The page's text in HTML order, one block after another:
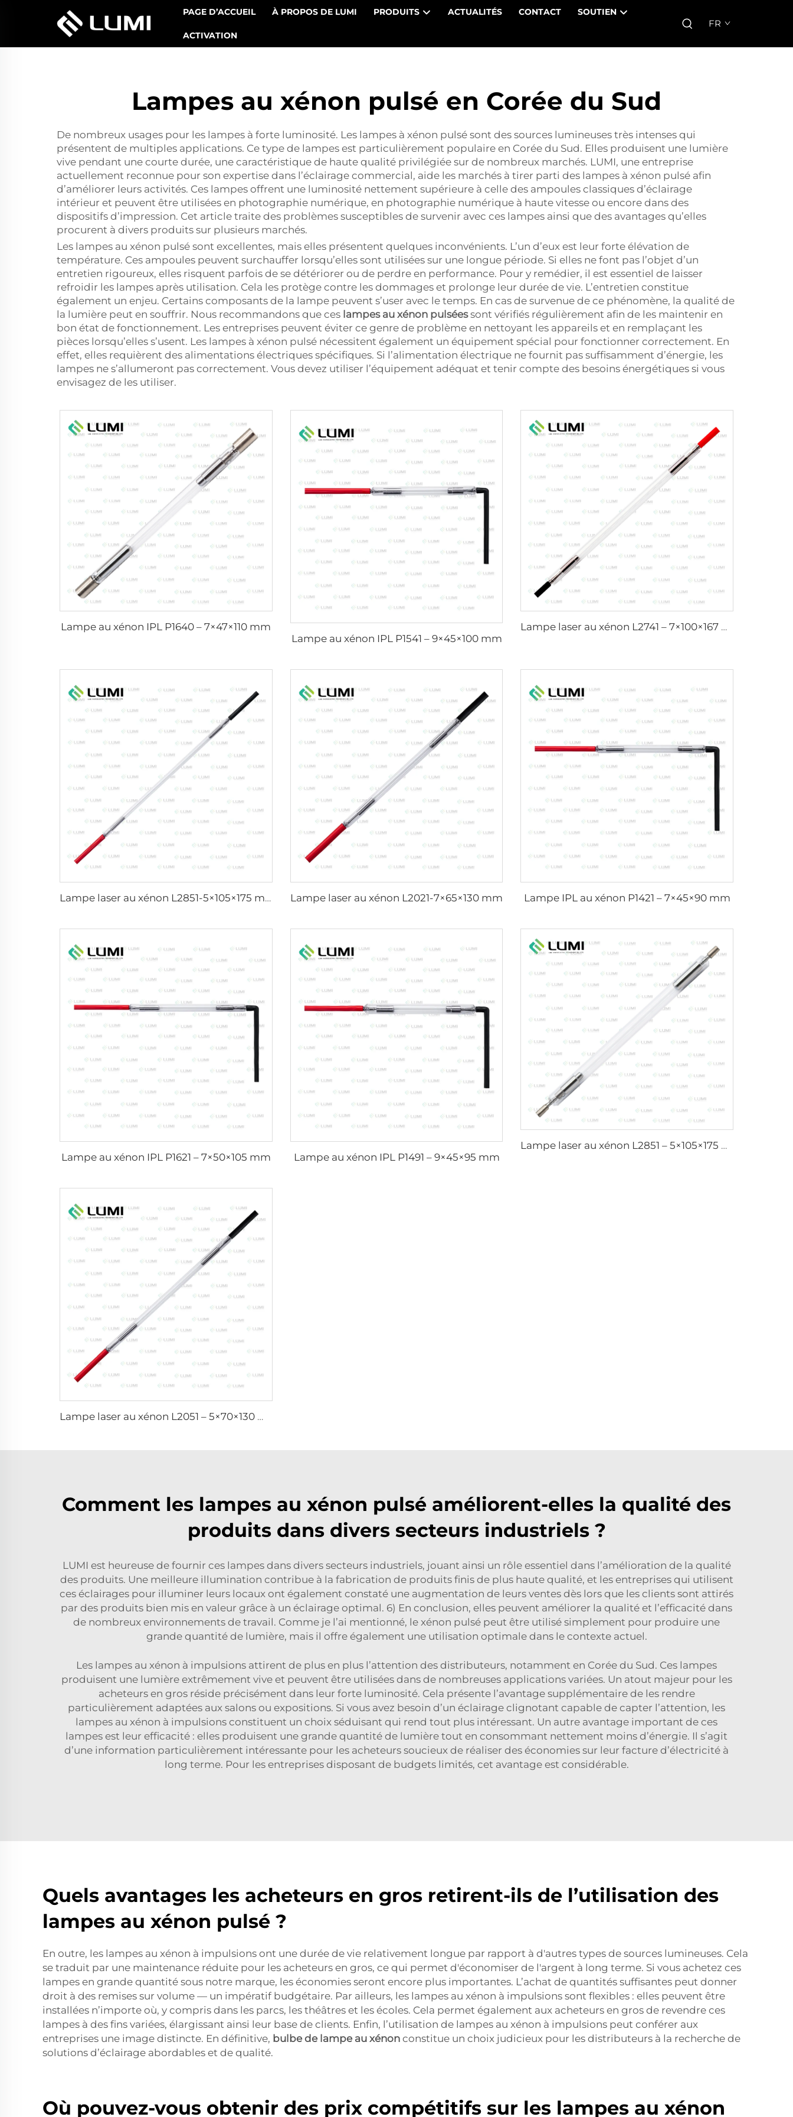
PAGE D’ACCUEIL À PROPOS DE LUMI PRODUITS ACTUALITÉS CONTACT SOUTIEN
ACTIVATION
FR
Lampes au xénon pulsé en Corée du Sud
De nombreux usages pour les lampes à forte luminosité. Les lampes à xénon pulsé sont des sources lumineuses très intenses qui
présentent de multiples applications. Ce type de lampes est particulièrement populaire en Corée du Sud. Elles produisent une lumière
vive pendant une courte durée, une caractéristique de haute qualité privilégiée sur de nombreux marchés. LUMI, une entreprise
actuellement reconnue pour son expertise dans l’éclairage commercial, aide les marchés à tirer parti des lampes à xénon pulsé afin
d’améliorer leurs activités. Ces lampes offrent une luminosité nettement supérieure à celle des ampoules classiques d’éclairage
intérieur et peuvent être utilisées en photographie numérique, en photographie numérique à haute vitesse ou encore dans des
dispositifs d’impression. Cet article traite des problèmes susceptibles de survenir avec ces lampes ainsi que des avantages qu’elles
procurent à divers produits sur plusieurs marchés.
Les lampes au xénon pulsé sont excellentes, mais elles présentent quelques inconvénients. L’un d’eux est leur forte élévation de
température. Ces ampoules peuvent surchauffer lorsqu’elles sont utilisées sur une longue période. Si elles ne font pas l’objet d’un
entretien rigoureux, elles risquent parfois de se détériorer ou de perdre en performance. Pour y remédier, il est essentiel de laisser
refroidir les lampes après utilisation. Cela les protège contre les dommages et prolonge leur durée de vie. L’entretien constitue
également un enjeu. Certains composants de la lampe peuvent s’user avec le temps. En cas de survenue de ce phénomène, la qualité de
la lumière peut en souffrir. Nous recommandons que ces lampes au xénon pulséessont vérifiés régulièrement afin de les maintenir en
bon état de fonctionnement. Les entreprises peuvent éviter ce genre de problème en nettoyant les appareils et en remplaçant les
pièces lorsqu’elles s’usent. Les lampes à xénon pulsé nécessitent également un équipement spécial pour fonctionner correctement. En
effet, elles requièrent des alimentations électriques spécifiques. Si l’alimentation électrique ne fournit pas suffisamment d’énergie, les
lampes ne s’allumeront pas correctement. Vous devez utiliser l’équipement adéquat et tenir compte des besoins énergétiques si vous
envisagez de les utiliser.
Lampe au xénon IPL P1640 – 7×47×110 mm
Lampe au xénon IPL P1541 – 9×45×100 mm
Lampe laser au xénon L2741 – 7×100×167 mm
Lampe laser au xénon L2851-5×105×175 mm Lampe laser au xénon L2021-7×65×130 mm Lampe IPL au xénon P1421 – 7×45×90 mm
Lampe au xénon IPL P1621 – 7×50×105 mm Lampe au xénon IPL P1491 – 9×45×95 mm
Lampe laser au xénon L2851 – 5×105×175 mm
Lampe laser au xénon L2051 – 5×70×130 mm
Comment les lampes au xénon pulsé améliorent-elles la qualité des
produits dans divers secteurs industriels ?
LUMI est heureuse de fournir ces lampes dans divers secteurs industriels, jouant ainsi un rôle essentiel dans l’amélioration de la qualité
des produits. Une meilleure illumination contribue à la fabrication de produits finis de plus haute qualité, et les entreprises qui utilisent
ces éclairages pour illuminer leurs locaux ont également constaté une augmentation de leurs ventes dès lors que les clients sont attirés
par des produits bien mis en valeur grâce à un éclairage optimal. 6) En conclusion, elles peuvent améliorer la qualité et l’efficacité dans
de nombreux environnements de travail. Comme je l’ai mentionné, le xénon pulsé peut être utilisé simplement pour produire une
grande quantité de lumière, mais il offre également une utilisation optimale dans le contexte actuel.
Les lampes au xénon à impulsions attirent de plus en plus l’attention des distributeurs, notamment en Corée du Sud. Ces lampes
produisent une lumière extrêmement vive et peuvent être utilisées dans de nombreuses applications variées. Un atout majeur pour les
acheteurs en gros réside précisément dans leur forte luminosité. Cela présente l’avantage supplémentaire de les rendre
particulièrement adaptées aux salons ou expositions. Si vous avez besoin d’un éclairage clignotant capable de capter l’attention, les
lampes au xénon à impulsions constituent un choix séduisant qui rend tout plus intéressant. Un autre avantage important de ces
lampes est leur efficacité : elles produisent une grande quantité de lumière tout en consommant nettement moins d’énergie. Il s’agit
d’une information particulièrement intéressante pour les acheteurs soucieux de réaliser des économies sur leur facture d’électricité à
long terme. Pour les entreprises disposant de budgets limités, cet avantage est considérable.
Quels avantages les acheteurs en gros retirent-ils de l’utilisation des
lampes au xénon pulsé ?
En outre, les lampes au xénon à impulsions ont une durée de vie relativement longue par rapport à d'autres types de sources lumineuses. Cela
se traduit par une maintenance réduite pour les acheteurs en gros, ce qui permet d'économiser de l'argent à long terme. Si vous achetez ces
lampes en grande quantité sous notre marque, les économies seront encore plus importantes. L’achat de quantités suffisantes peut donner
droit à des remises sur volume — un impératif budgétaire. Par ailleurs, les lampes au xénon à impulsions sont flexibles : elles peuvent être
installées n’importe où, y compris dans les parcs, les théâtres et les écoles. Cela permet également aux acheteurs en gros de revendre ces
lampes à des fins variées, élargissant ainsi leur base de clients. Enfin, l’utilisation de lampes au xénon à impulsions peut conférer aux
entreprises une image distincte. En définitive, bulbe de lampe au xénon constitue un choix judicieux pour les distributeurs à la recherche de
solutions d’éclairage abordables et de qualité.
Où pouvez-vous obtenir des prix compétitifs sur les lampes au xénon